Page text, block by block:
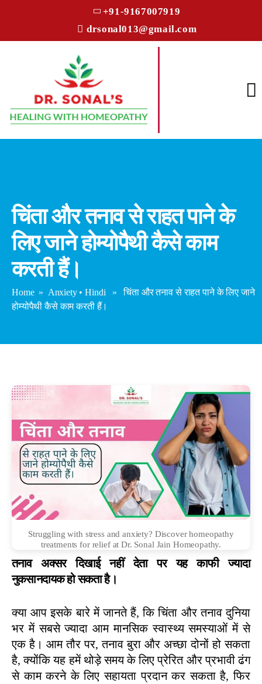
+91-9167007919
drsonal013@gmail.com
चिंता और तनाव से राहत पाने के
लिए जाने होम्योपैथी कैसे काम
करती हैं।
Home» Anxiety•Hindi » चिंता और तनाव से राहत पाने के लिए जाने
होम्योपैथी कैसे काम करती हैं।
Struggling with stress and anxiety? Discover homeopathy
treatments for relief at Dr. Sonal Jain Homeopathy.
तनाव अक्सर दिखाई नहीं देता पर यह काफी ज्यादा
नुकसानदायक हो सकता है।
क्या आप इसके बारे में जानते हैं, कि चिंता और तनाव दुनिया
भर में सबसे ज्यादा आम मानसिक स्वास्थ्य समस्याओं में से
एक है। आम तौर पर, तनाव बुरा और अच्छा दोनों हो सकता
है, क्योंकि यह हमें थोड़े समय के लिए प्रेरित और प्रभावी ढंग
से काम करने के लिए सहायता प्रदान कर सकता है, फिर